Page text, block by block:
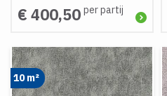
€ 400,50 per partij
10 m²